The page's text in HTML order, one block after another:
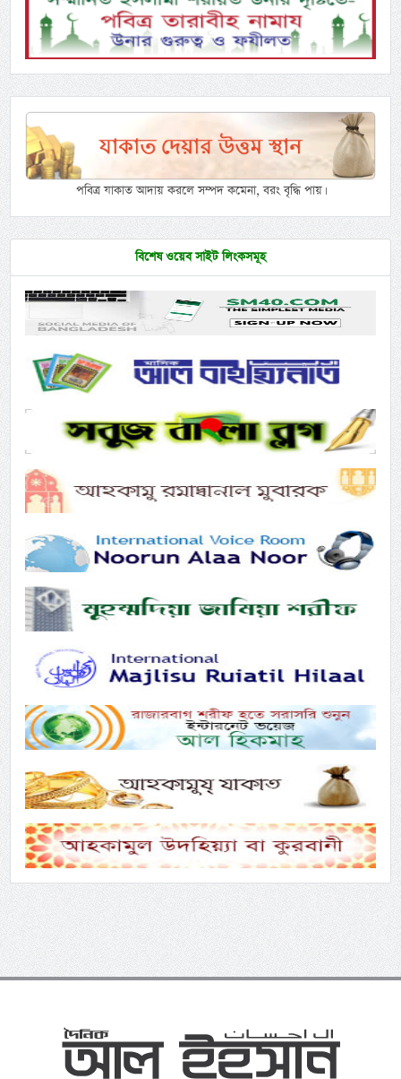
পবিত্র যাকাত আদায় করলে সম্পদ কমেনা, বরং বৃদ্ধি পায়।
বিশেষ ওয়েব সাইট লিংকসমূহ